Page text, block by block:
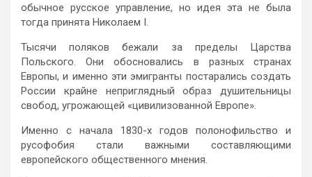
обычное русское управление, но идея эта не была
тогда принята Николаем I.
Тысячи поляков бежали за пределы Царства
Польского. Они обосновались в разных странах
Европы, и именно эти эмигранты постарались создать
России крайне неприглядный образ душительницы
свобод, угрожающей «цивилизованной Европе».
Именно с начала 1830-х годов полонофильство и
русофобия стали важными составляющими
европейского общественного мнения.